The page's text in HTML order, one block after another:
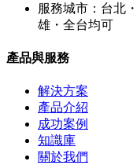
服務城市：台北
雄・全台均可
產品與服務
解決方案
產品介紹
成功案例
知識庫
關於我們